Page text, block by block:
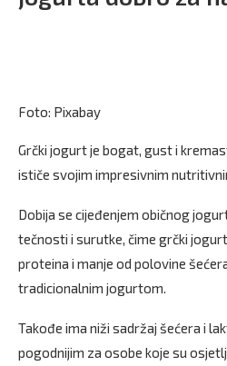
Foto: Pixabay
Grčki jogurt je bogat, gust i
ističe svojim impresivnim
Dobija se cijeđenjem običnog
tečnosti i surutke, čime grčki
proteina i manje od polovine
tradicionalnim jogurtom.
Takođe ima niži sadržaj šećera i
pogodnijim za osobe koje su